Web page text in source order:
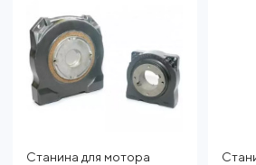
Станина для мотора